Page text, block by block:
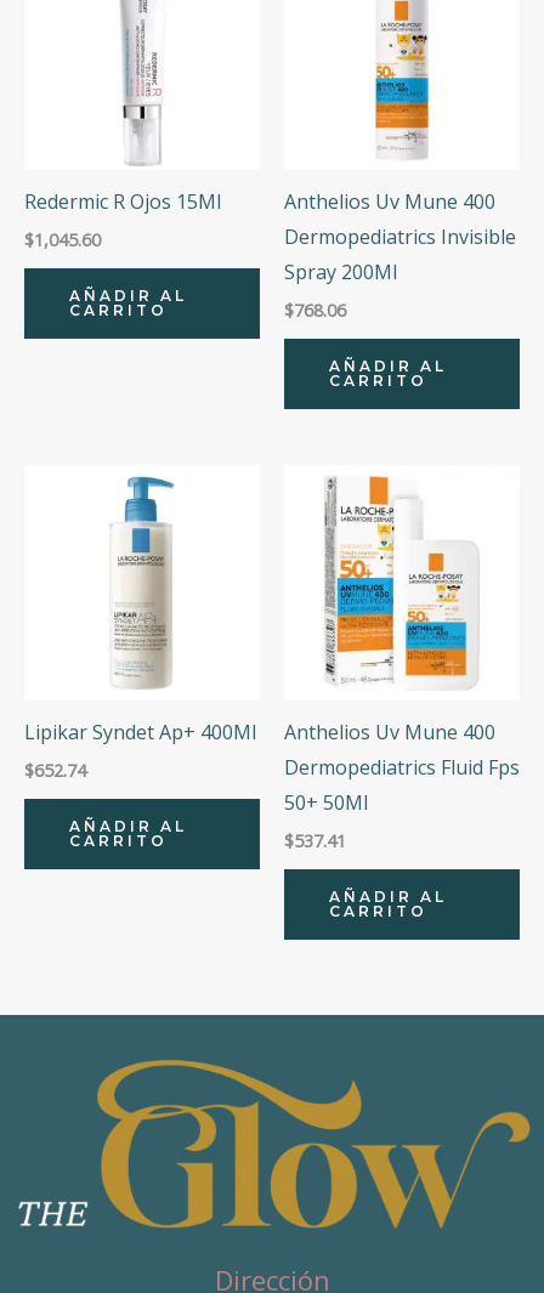
Redermic R Ojos 15Ml
$1,045.60
AÑADIR AL
CARRITO
Anthelios Uv Mune 400
Dermopediatrics Invisible
Spray 200Ml
$768.06
AÑADIR AL
CARRITO
Lipikar Syndet Ap+ 400Ml
$652.74
AÑADIR AL
CARRITO
Anthelios Uv Mune 400
Dermopediatrics Fluid Fps
50+ 50Ml
$537.41
AÑADIR AL
CARRITO
Dirección